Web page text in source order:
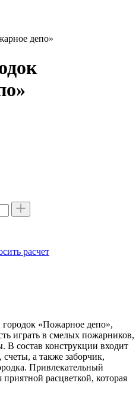
депо»
расчет
«Пожарное депо»,
играть в смелых пожарников,
В состав конструкции входит
а также заборчик,
Привлекательный
расцветкой, которая